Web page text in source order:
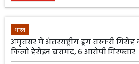
Read More...
भारत
अमृतसर में अंतरराष्ट्रीय ड्रग तस्करी गिरोह